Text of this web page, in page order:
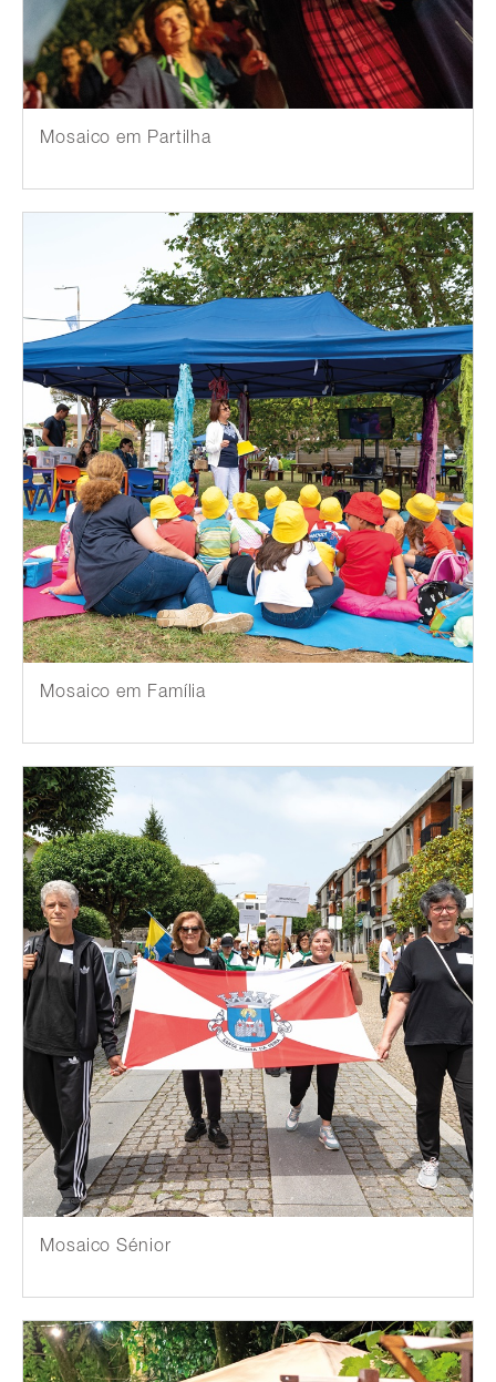
Mosaico em Partilha
Mosaico em Família
Mosaico Sénior